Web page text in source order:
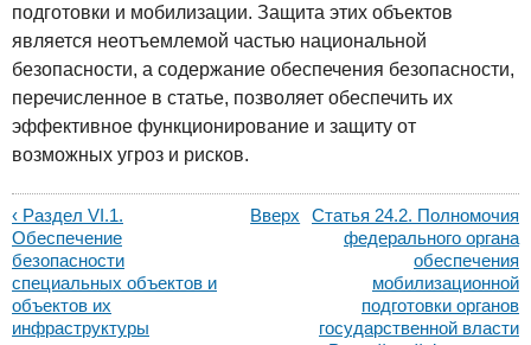
подготовки и мобилизации. Защита этих объектов
является неотъемлемой частью национальной
безопасности, а содержание обеспечения безопасности,
перечисленное в статье, позволяет обеспечить их
эффективное функционирование и защиту от
возможных угроз и рисков.
‹ Раздел VI.1.
Обеспечение
безопасности
специальных объектов и
объектов их
инфраструктуры
Вверх
Статья 24.2. Полномочия
федерального органа
обеспечения
мобилизационной
подготовки органов
государственной власти